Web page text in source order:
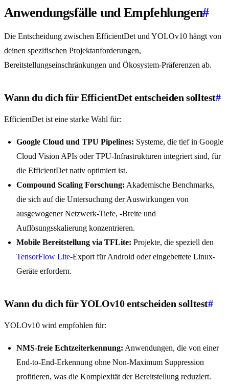
Anwendungsfälle und Empfehlungen#
Die Entscheidung zwischen EfficientDet und YOLOv10 hängt von
deinen spezifischen Projektanforderungen,
Bereitstellungseinschränkungen und Ökosystem-Präferenzen ab.
Wann du dich für EfficientDet entscheiden solltest#
EfficientDet ist eine starke Wahl für:
Google Cloud und TPU Pipelines: Systeme, die tief in Google
Cloud Vision APIs oder TPU-Infrastrukturen integriert sind, für
die EfficientDet nativ optimiert ist.
Compound Scaling Forschung: Akademische Benchmarks,
die sich auf die Untersuchung der Auswirkungen von
ausgewogener Netzwerk-Tiefe, -Breite und
Auflösungsskalierung konzentrieren.
Mobile Bereitstellung via TFLite: Projekte, die speziell den
TensorFlow Lite-Export für Android oder eingebettete Linux-
Geräte erfordern.
Wann du dich für YOLOv10 entscheiden solltest#
YOLOv10 wird empfohlen für:
NMS-freie Echtzeiterkennung: Anwendungen, die von einer
End-to-End-Erkennung ohne Non-Maximum Suppression
profitieren, was die Komplexität der Bereitstellung reduziert.